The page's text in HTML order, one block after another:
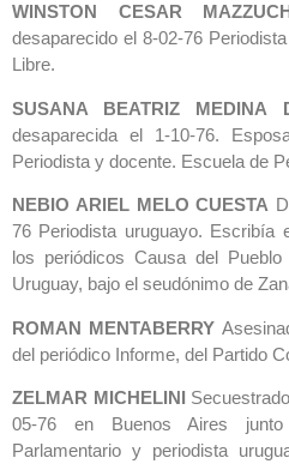
WINSTON CESAR
desaparecido el 8-02-76
Libre.
SUSANA BEATRIZ MEDINA
desaparecida el 1-10-76.
Periodista y docente. Escuela de
NEBIO ARIEL MELO CUESTA
76 Periodista uruguayo.
los periódicos Causa del
Uruguay, bajo el seudónimo de
ROMAN MENTABERRY
del periódico Informe, del Partido
ZELMAR MICHELINI
05-76 en Buenos Aires
Parlamentario y periodista